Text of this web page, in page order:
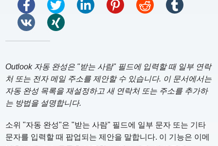
Outlook 자동 완성은 "받는 사람" 필드에 입력할 때 일부 연락
처 또는 전자 메일 주소를 제안할 수 있습니다. 이 문서에서는
자동 완성 목록을 재설정하고 새 연락처 또는 주소를 추가하
는 방법을 설명합니다.
소위 "자동 완성"은 "받는 사람" 필드에 일부 문자 또는 기타
문자를 입력할 때 팝업되는 제안을 말합니다. 이 기능은 이메